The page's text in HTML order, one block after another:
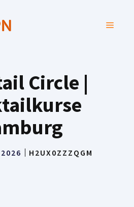
MENU
Circle |
H2UX0ZZZQGM